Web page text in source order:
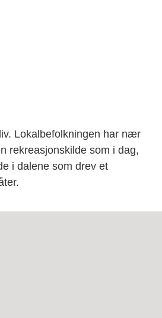
Lokalbefolkningen har nær
rekreasjonskilde som i dag,
i dalene som drev et